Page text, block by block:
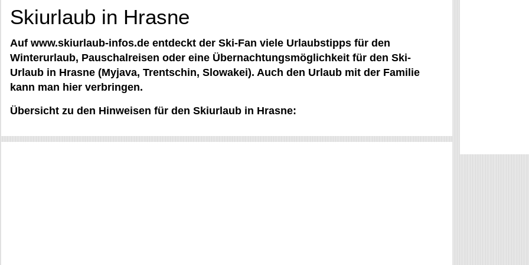
Skiurlaub in Hrasne
Auf www.skiurlaub-infos.de entdeckt der Ski-Fan viele Urlaubstipps für den
Winterurlaub, Pauschalreisen oder eine Übernachtungsmöglichkeit für den Ski-
Urlaub in Hrasne (Myjava, Trentschin, Slowakei). Auch den Urlaub mit der Familie
kann man hier verbringen.
Übersicht zu den Hinweisen für den Skiurlaub in Hrasne: